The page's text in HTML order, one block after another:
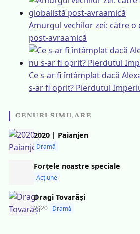
Amurgul vechilor zei: către o
post-avraamică
Ce s-ar fi întâmplat dacă
s-ar fi oprit? Pierdutul
GENURI SIMILARE
2020 | Paianjen
Dramă
Forțele noastre speciale
Acțiune
Dragi Tovarăși
2020 Dramă